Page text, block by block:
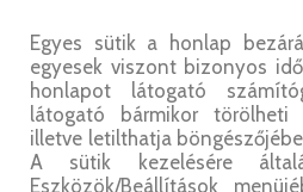
Egyes sütik a honlap
egyesek viszont bizonyos
honlapot látogató
látogató bármikor törölheti
illetve letilthatja
A sütik kezelésére
Eszközök/Beállítások